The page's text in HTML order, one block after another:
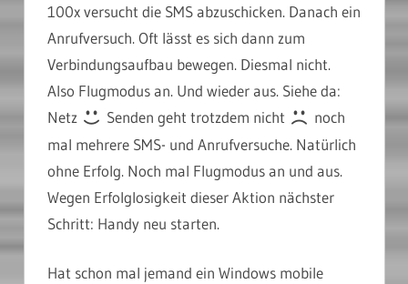
100x versucht die SMS abzuschicken. Danach ein
Anrufversuch. Oft lässt es sich dann zum
Verbindungsaufbau bewegen. Diesmal nicht.
Also Flugmodus an. Und wieder aus. Siehe da:
Netz
Senden geht trotzdem nicht
noch
mal mehrere SMS- und Anrufversuche. Natürlich
ohne Erfolg. Noch mal Flugmodus an und aus.
Wegen Erfolglosigkeit dieser Aktion nächster
Schritt: Handy neu starten.
Hat schon mal jemand ein Windows mobile